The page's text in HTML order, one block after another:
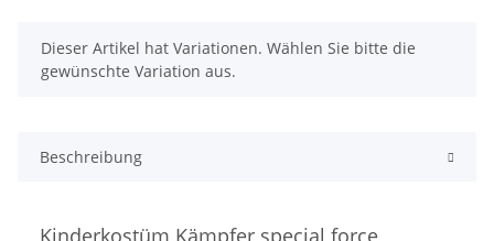
x
Dieser Artikel hat Variationen. Wählen Sie bitte die
gewünschte Variation aus.
Beschreibung
Kinderkostüm Kämpfer special force